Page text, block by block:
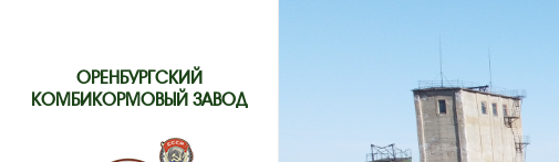
ОРЕНБУРГСКИЙ
КОМБИКОРМОВЫЙ ЗАВОД